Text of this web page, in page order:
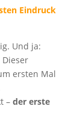
Eindruck
Und ja:
ersten Mal
– der erste